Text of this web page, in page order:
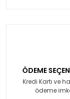
ÖDEME
Kredi Kartı ve
ödeme